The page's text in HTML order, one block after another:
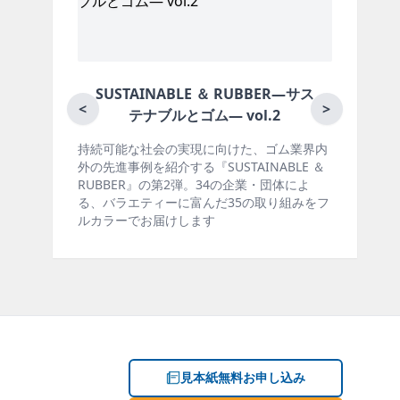
< >
RUBBER―サス
けた、ゴム業界内
SUSTAINABLE ＆
企業・団体によ
35の取り組みをフ
月刊ラバーインダストリー／単品
ゴム報知新聞の姉妹誌。ゴム・エラスト
製品・市場分野別の動向、新製品・技術
材料動向、設備・機械の紹介、インタビ
ー、海外企業情報、統計などをコンパク
掲載しています。エッセイ（寄稿）も充
見本紙無料お申し込み